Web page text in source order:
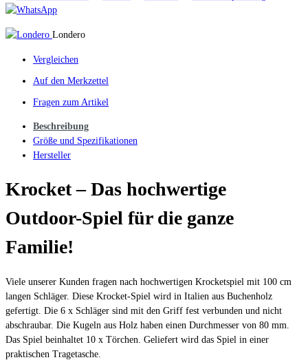
Londero
Vergleichen
Auf den Merkzettel
Fragen zum Artikel
Beschreibung
Größe und Spezifikationen
Hersteller
Krocket – Das hochwertige
Outdoor-Spiel für die ganze
Familie!
Viele unserer Kunden fragen nach hochwertigen Krocketspiel mit 100 cm
langen Schläger. Diese Krocket-Spiel wird in Italien aus Buchenholz
gefertigt. Die 6 x Schläger sind mit den Griff fest verbunden und nicht
abschraubar. Die Kugeln aus Holz haben einen Durchmesser von 80 mm.
Das Spiel beinhaltet 10 x Törchen. Geliefert wird das Spiel in einer
praktischen Tragetasche.